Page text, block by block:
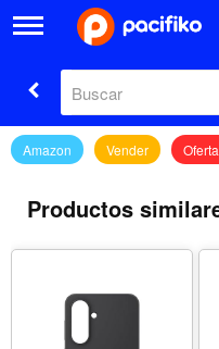
Amazon Vender
Productos